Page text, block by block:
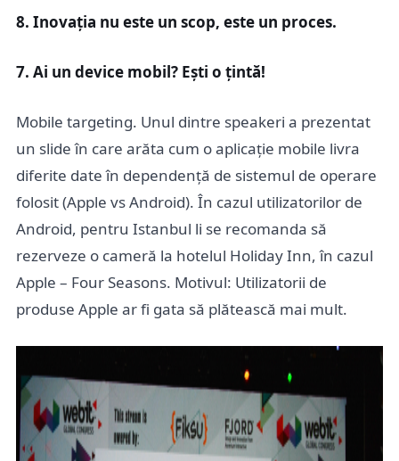
8. Inovația nu este un scop, este un proces.
7. Ai un device mobil? Ești o țintă!
Mobile targeting. Unul dintre speakeri a prezentat
un slide în care arăta cum o aplicație mobile livra
diferite date în dependență de sistemul de operare
folosit (Apple vs Android). În cazul utilizatorilor de
Android, pentru Istanbul li se recomanda să
rezerveze o cameră la hotelul Holiday Inn, în cazul
Apple – Four Seasons. Motivul: Utilizatorii de
produse Apple ar fi gata să plătească mai mult.